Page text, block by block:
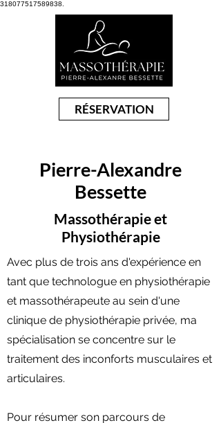
318077517589838.
RÉSERVATION
Pierre-Alexandre
Bessette
Massothérapie et
Physiothérapie
Avec plus de trois ans d'expérience en
tant que technologue en physiothérapie
et massothérapeute au sein d'une
clinique de physiothérapie privée, ma
spécialisation se concentre sur le
traitement des inconforts musculaires et
articulaires.
Pour résumer son parcours de